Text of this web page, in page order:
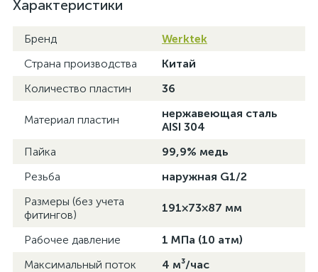
Характеристики
Бренд
Werktek
Страна производства
Китай
Количество пластин
36
Материал пластин
нержавеющая сталь
AISI 304
Пайка
99,9% медь
Резьба
наружная G1/2
Размеры (без учета
фитингов)
191×73×87 мм
Рабочее давление
1 МПа (10 атм)
Максимальный поток
4 м³/час